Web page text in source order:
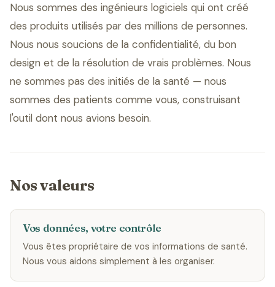
Nous sommes des ingénieurs logiciels qui ont créé
des produits utilisés par des millions de personnes.
Nous nous soucions de la confidentialité, du bon
design et de la résolution de vrais problèmes. Nous
ne sommes pas des initiés de la santé — nous
sommes des patients comme vous, construisant
l'outil dont nous avions besoin.
Nos valeurs
Vos données, votre contrôle
Vous êtes propriétaire de vos informations de santé.
Nous vous aidons simplement à les organiser.